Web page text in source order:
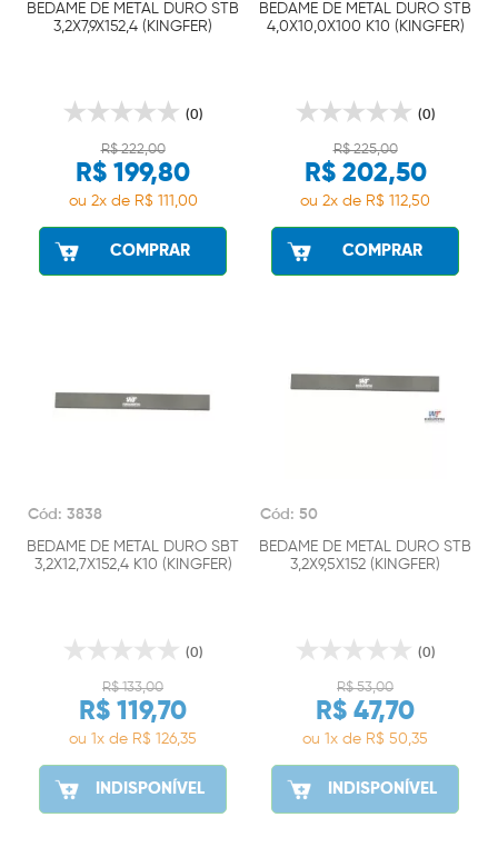
BEDAME DE METAL DURO STB
3,2X7,9X152,4 (KINGFER)
(0)
R$ 222,00
R$ 199,80
ou 2x de R$ 111,00
COMPRAR
BEDAME DE METAL DURO STB
4,0X10,0X100 K10 (KINGFER)
(0)
R$ 225,00
R$ 202,50
ou 2x de R$ 112,50
COMPRAR
Cód: 3838
BEDAME DE METAL DURO SBT
3,2X12,7X152,4 K10 (KINGFER)
(0)
R$ 133,00
R$ 119,70
ou 1x de R$ 126,35
INDISPONÍVEL
Cód: 50
BEDAME DE METAL DURO STB
3,2X9,5X152 (KINGFER)
(0)
R$ 53,00
R$ 47,70
ou 1x de R$ 50,35
INDISPONÍVEL